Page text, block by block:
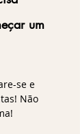
um
se e
Não